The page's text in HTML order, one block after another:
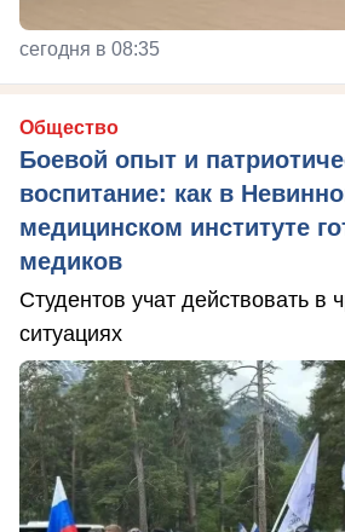
сегодня в 08:35
Общество
Боевой опыт и
воспитание: как в
медицинском институте
медиков
Студентов учат действовать в
ситуациях